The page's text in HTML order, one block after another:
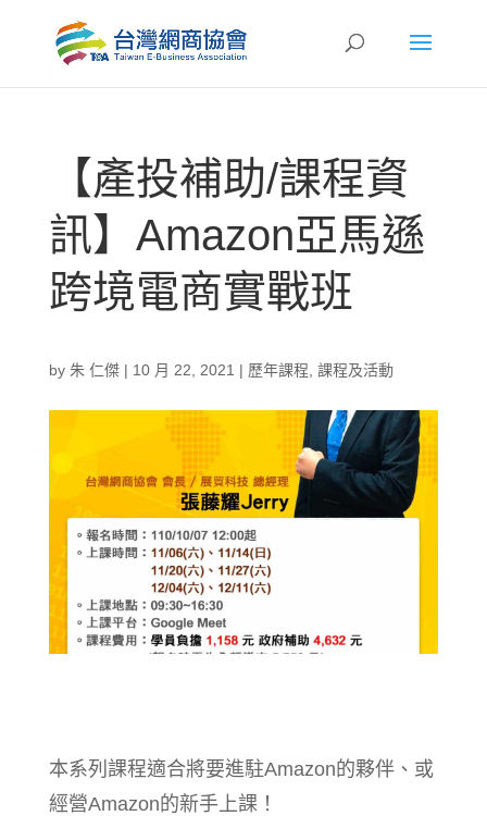
【產投補助/課程資
訊】Amazon亞馬遜
跨境電商實戰班
by 朱 仁傑| 10 月 22, 2021 | 歷年課程 課程及活動
本系列課程適合將要進駐Amazon的夥伴、或
經營Amazon的新手上課！